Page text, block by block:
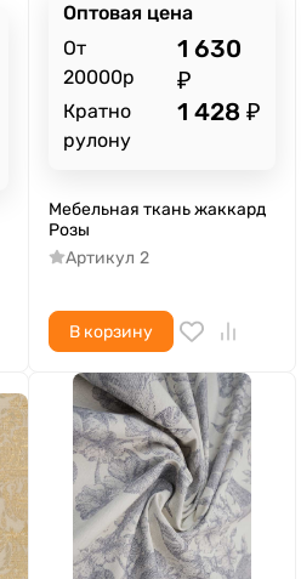
Оптовая цена
От
20000р
1 630
₽
Кратно
рулону
1 428 ₽
Мебельная ткань жаккард
Розы
Артикул 2
В корзину